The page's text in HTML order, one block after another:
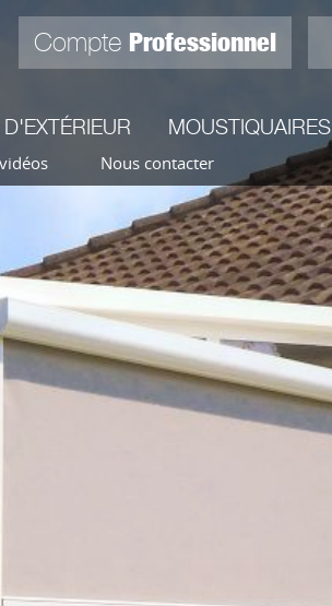
MOUSTIQUAIRES
Compte Professionnel
Nous contacter